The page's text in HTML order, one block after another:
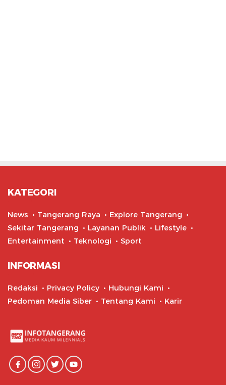
KATEGORI
News Tangerang Raya
Explore Tangerang
Sekitar Tangerang
Layanan Publik
Lifestyle
Entertainment
Teknologi Sport
INFORMASI
Redaksi Privacy Policy
Hubungi Kami
Pedoman Media Siber
Tentang Kami Karir